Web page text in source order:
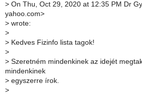
> On Thu, Oct 29, 2020 at 12:35 PM Dr
yahoo.com>
> wrote:
>
> Kedves Fizinfo lista tagok!
>
> Szeretném mindenkinek az idejét
mindenkinek
> egyszerre írok.
>